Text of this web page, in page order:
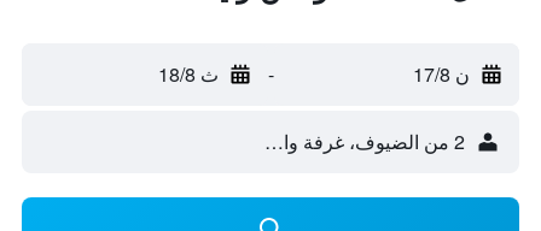
ن 17/8 - ث 18/8
2 من الضيوف، غرفة واحدة